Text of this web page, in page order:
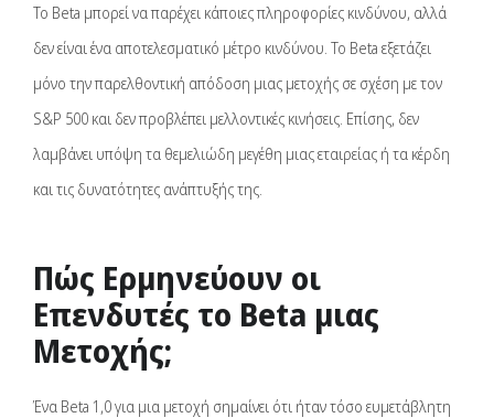
Το Beta μπορεί να παρέχει κάποιες πληροφορίες κινδύνου, αλλά
δεν είναι ένα αποτελεσματικό μέτρο κινδύνου. Το Beta εξετάζει
μόνο την παρελθοντική απόδοση μιας μετοχής σε σχέση με τον
S&P 500 και δεν προβλέπει μελλοντικές κινήσεις. Επίσης, δεν
λαμβάνει υπόψη τα θεμελιώδη μεγέθη μιας εταιρείας ή τα κέρδη
και τις δυνατότητες ανάπτυξής της.
Πώς Ερμηνεύουν οι
Επενδυτές το Beta μιας
Μετοχής;
Ένα Beta 1,0 για μια μετοχή σημαίνει ότι ήταν τόσο ευμετάβλητη